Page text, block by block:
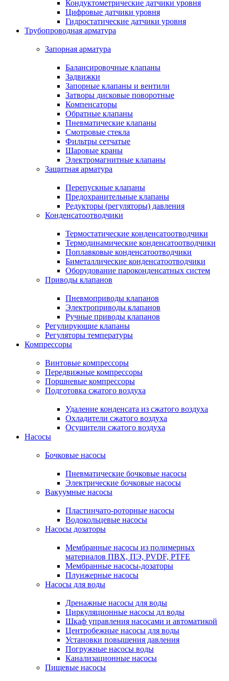
Кондуктометрические датчики уровня
Цифровые датчики уровня
Гидростатические датчики уровня
Трубопроводная арматура
Запорная арматура
Балансировочные клапаны
Задвижки
Запорные клапаны и вентили
Затворы дисковые поворотные
Компенсаторы
Обратные клапаны
Пневматические клапаны
Смотровые стекла
Фильтры сетчатые
Шаровые краны
Электромагнитные клапаны
Защитная арматура
Перепускные клапаны
Предохранительные клапаны
Редукторы (регуляторы) давления
Конденсатоотводчики
Термостатические конденсатоотводчики
Термодинамические конденсатоотводчики
Поплавковые конденсатоотводчики
Биметаллические конденсатоотводчики
Оборудование пароконденсатных систем
Приводы клапанов
Пневмоприводы клапанов
Электроприводы клапанов
Ручные приводы клапанов
Регулирующие клапаны
Регуляторы температуры
Компрессоры
Винтовые компрессоры
Передвижные компрессоры
Поршневые компрессоры
Подготовка сжатого воздуха
Удаление конденсата из сжатого воздуха
Охладители сжатого воздуха
Осушители сжатого воздуха
Насосы
Бочковые насосы
Пневматические бочковые насосы
Электрические бочковые насосы
Вакуумные насосы
Пластинчато-роторные насосы
Водокольцевые насосы
Насосы дозаторы
Мембранные насосы из полимерных
материалов ПВХ, ПЭ, PVDF, PTFE
Мембранные насосы-дозаторы
Плунжерные насосы
Насосы для воды
Дренажные насосы для воды
Циркуляционные насосы дл воды
Шкаф управления насосами и автоматикой
Центробежные насосы для воды
Установки повышения давления
Погружные насосы воды
Канализационные насосы
Пищевые насосы